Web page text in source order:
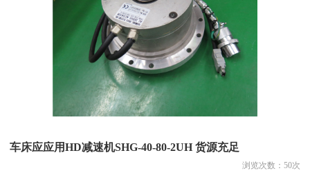
车床应应用HD减速机SHG-40-80-2UH 货源充足
浏览次数： 50次